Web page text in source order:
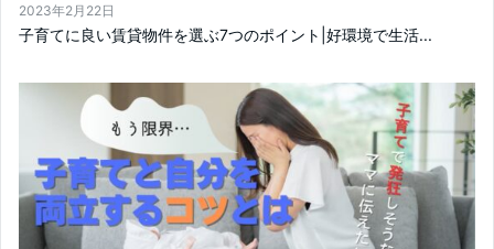
2023年2月22日
子育てに良い賃貸物件を選ぶ7つのポイント|好環境で生活...